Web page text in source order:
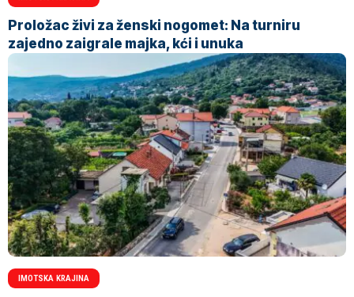
Proložac živi za ženski nogomet: Na turniru
zajedno zaigrale majka, kći i unuka
IMOTSKA KRAJINA